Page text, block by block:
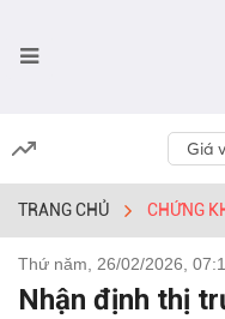
Giá
TRANG CHỦ CHỨNG
Thứ năm, 26/02/2026,
Nhận định thị